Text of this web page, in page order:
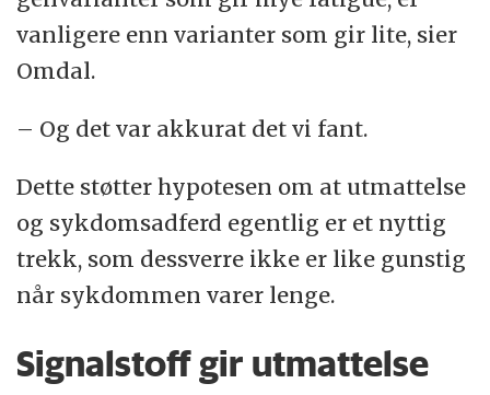
vanligere enn varianter som gir lite, sier
Omdal.
– Og det var akkurat det vi fant.
Dette støtter hypotesen om at utmattelse
og sykdomsadferd egentlig er et nyttig
trekk, som dessverre ikke er like gunstig
når sykdommen varer lenge.
Signalstoff gir utmattelse